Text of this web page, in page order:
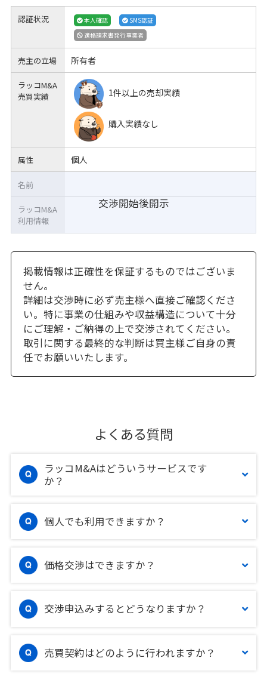
認証状況 本人確認
SMS認証
適格請求書発行事業者
売主の立場 所有者
ラッコM&A
売買実績
1件以上の売却実績
購入実績なし
属性 個人
交渉開始後開示
名前
ラッコM&A
利用情報
掲載情報は正確性を保証するものではございま
せん。
詳細は交渉時に必ず売主様へ直接ご確認くださ
い。特に事業の仕組みや収益構造について十分
にご理解・ご納得の上で交渉されてください。
取引に関する最終的な判断は買主様ご自身の責
任でお願いいたします。
よくある質問
ラッコM&Aはどういうサービスです
か？
個人でも利用できますか？
価格交渉はできますか？
交渉申込みするとどうなりますか？
売買契約はどのように行われますか？